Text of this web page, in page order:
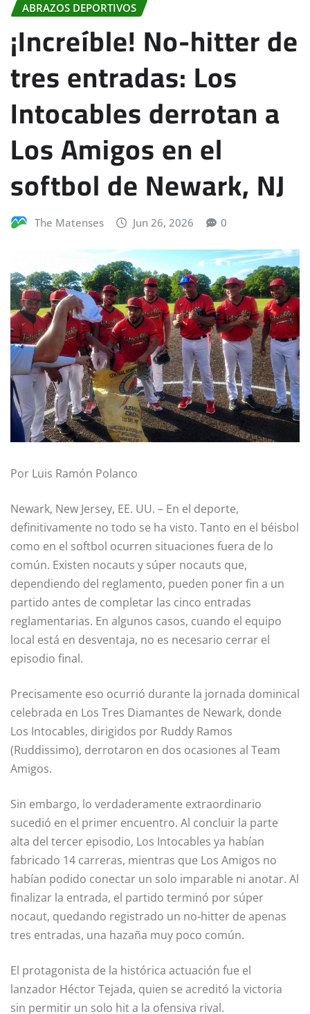
ABRAZOS DEPORTIVOS
¡Increíble! No-hitter de
tres entradas: Los
Intocables derrotan a
Los Amigos en el
softbol de Newark, NJ
The Matenses Jun 26, 2026 0
Por Luis Ramón Polanco
Newark, New Jersey, EE. UU. – En el deporte,
definitivamente no todo se ha visto. Tanto en el béisbol
como en el softbol ocurren situaciones fuera de lo
común. Existen nocauts y súper nocauts que,
dependiendo del reglamento, pueden poner fin a un
partido antes de completar las cinco entradas
reglamentarias. En algunos casos, cuando el equipo
local está en desventaja, no es necesario cerrar el
episodio final.
Precisamente eso ocurrió durante la jornada dominical
celebrada en Los Tres Diamantes de Newark, donde
Los Intocables, dirigidos por Ruddy Ramos
(Ruddissimo), derrotaron en dos ocasiones al Team
Amigos.
Sin embargo, lo verdaderamente extraordinario
sucedió en el primer encuentro. Al concluir la parte
alta del tercer episodio, Los Intocables ya habían
fabricado 14 carreras, mientras que Los Amigos no
habían podido conectar un solo imparable ni anotar. Al
finalizar la entrada, el partido terminó por súper
nocaut, quedando registrado un no-hitter de apenas
tres entradas, una hazaña muy poco común.
El protagonista de la histórica actuación fue el
lanzador Héctor Tejada, quien se acreditó la victoria
sin permitir un solo hit a la ofensiva rival.